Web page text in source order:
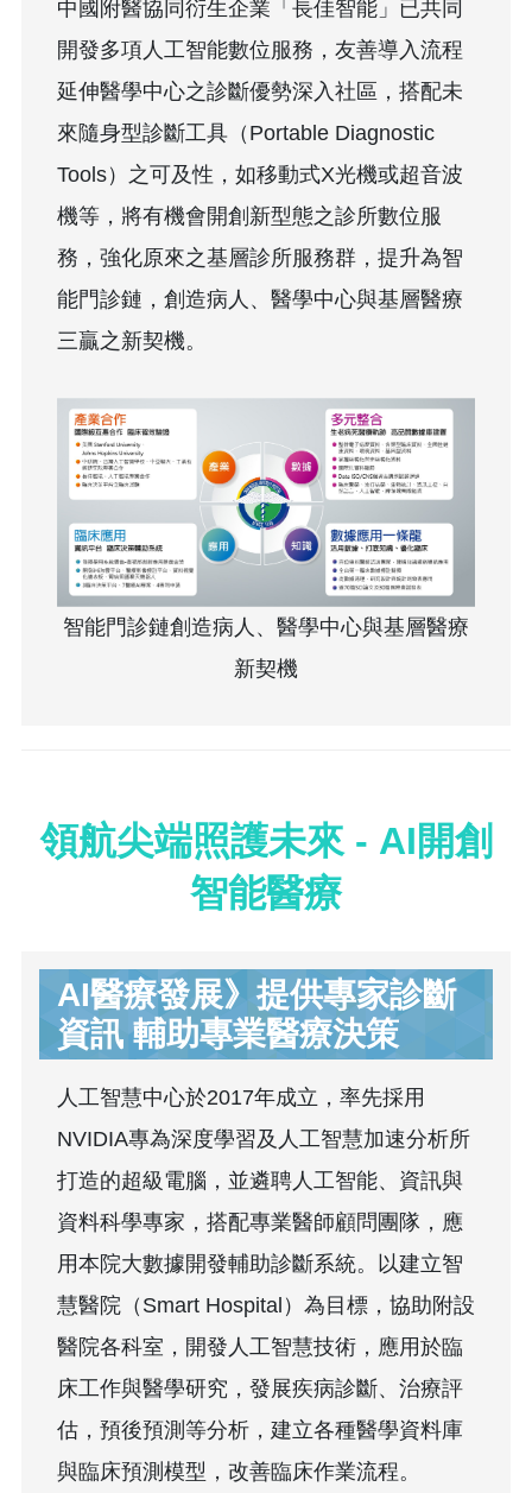
中國附醫協同衍生企業「長佳智能」已共同
開發多項人工智能數位服務，友善導入流程
延伸醫學中心之診斷優勢深入社區，搭配未
來隨身型診斷工具（Portable Diagnostic
Tools）之可及性，如移動式X光機或超音波
機等，將有機會開創新型態之診所數位服
務，強化原來之基層診所服務群，提升為智
能門診鏈，創造病人、醫學中心與基層醫療
三贏之新契機。
智能門診鏈創造病人、醫學中心與基層醫療
新契機
領航尖端照護未來 - AI開創
智能醫療
AI醫療發展》提供專家診斷
資訊 輔助專業醫療決策
人工智慧中心於2017年成立，率先採用
NVIDIA專為深度學習及人工智慧加速分析所
打造的超級電腦，並遴聘人工智能、資訊與
資料科學專家，搭配專業醫師顧問團隊，應
用本院大數據開發輔助診斷系統。以建立智
慧醫院（Smart Hospital）為目標，協助附設
醫院各科室，開發人工智慧技術，應用於臨
床工作與醫學研究，發展疾病診斷、治療評
估，預後預測等分析，建立各種醫學資料庫
與臨床預測模型，改善臨床作業流程。